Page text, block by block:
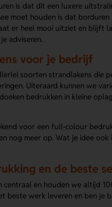
is dat dit een luxere
moet houden is dat
er heel mooi uitziet en blijft
adviseren.
voor je bedrijf
soorten strandlakens die
Uiteraard kunnen we
bedrukken in kleine
voor een full-colour
nog meer op. Wat je idee
en de beste
centraal en houden we altijd
beste werk leveren en ben je